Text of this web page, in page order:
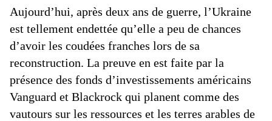
Aujourd’hui, après deux ans de guerre, l’Ukraine
est tellement endettée qu’elle a peu de chances
d’avoir les coudées franches lors de sa
reconstruction. La preuve en est faite par la
présence des fonds d’investissements américains
Vanguard et Blackrock qui planent comme des
vautours sur les ressources et les terres arables de